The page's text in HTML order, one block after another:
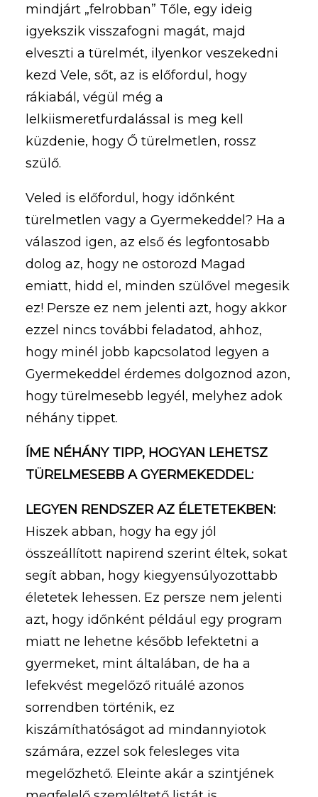
mindjárt „felrobban” Tőle, egy ideig
igyekszik visszafogni magát, majd
elveszti a türelmét, ilyenkor veszekedni
kezd Vele, sőt, az is előfordul, hogy
rákiabál, végül még a
lelkiismeretfurdalással is meg kell
küzdenie, hogy Ő türelmetlen, rossz
szülő.
Veled is előfordul, hogy időnként
türelmetlen vagy a Gyermekeddel? Ha a
válaszod igen, az első és legfontosabb
dolog az, hogy ne ostorozd Magad
emiatt, hidd el, minden szülővel megesik
ez! Persze ez nem jelenti azt, hogy akkor
ezzel nincs további feladatod, ahhoz,
hogy minél jobb kapcsolatod legyen a
Gyermekeddel érdemes dolgoznod azon,
hogy türelmesebb legyél, melyhez adok
néhány tippet.
ÍME NÉHÁNY TIPP, HOGYAN LEHETSZ
TÜRELMESEBB A GYERMEKEDDEL:
LEGYEN RENDSZER AZ ÉLETETEKBEN:
Hiszek abban, hogy ha egy jól
összeállított napirend szerint éltek, sokat
segít abban, hogy kiegyensúlyozottabb
életetek lehessen. Ez persze nem jelenti
azt, hogy időnként például egy program
miatt ne lehetne később lefektetni a
gyermeket, mint általában, de ha a
lefekvést megelőző rituálé azonos
sorrendben történik, ez
kiszámíthatóságot ad mindannyiotok
számára, ezzel sok felesleges vita
megelőzhető. Eleinte akár a szintjének